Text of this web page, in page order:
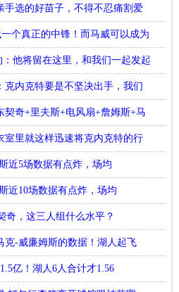
手选的好苗子，不得不忍痛割爱
个真正的中锋！而马威可以成为
他将留在这里，和我们一起发起
内克特要是不坚决出手，我们
奇+里夫斯+电风扇+詹姆斯+马
室里就这样迅速将克内克特的行
近5场数据有点炸，场均
近10场数据有点炸，场均
奇，这三人组什么水平？
克-威廉姆斯的数据！湖人起飞
亿！湖人6人合计才1.56